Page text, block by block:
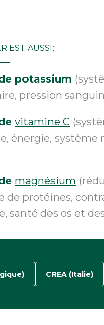
EST AUSSI:
potassium
pression
vitamine C
énergie, système
magnésium
de protéines,
santé des os et
CREA (Italie)